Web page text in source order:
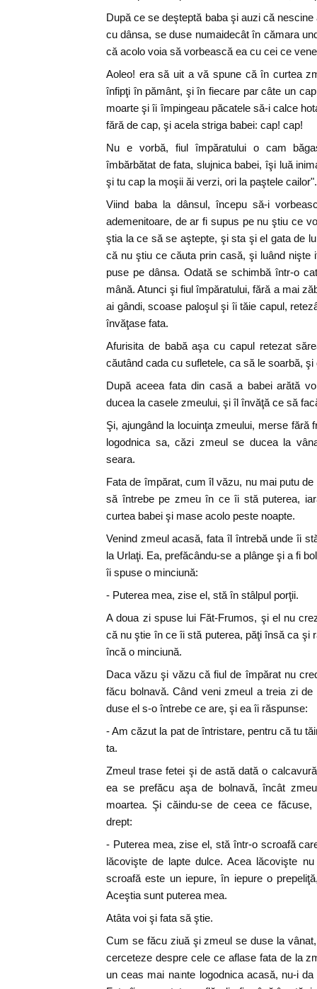
După ce se deşteptă baba şi auzi că
cu dânsa, se duse numaidecât în cămara
că acolo voia să vorbească ea cu cei ce
Aoleo! era să uit a vă spune că în curtea
înfipţi în pământ, şi în fiecare par câte un
moarte şi îi împingeau păcatele să-i calce
fără de cap, şi acela striga babei: cap! cap!
Nu e vorbă, fiul împăratului o cam
îmbărbătat de fata, slujnica babei, îşi luă
şi tu cap la moşii ăi verzi, ori la paştele cailor".
Viind baba la dânsul, începu să-i
ademenitoare, de ar fi supus pe nu ştiu ce
ştia la ce să se aştepte, şi sta şi el gata de
că nu ştiu ce căuta prin casă, şi luând nişte
puse pe dânsa. Odată se schimbă într-o
mână. Atunci şi fiul împăratului, fără a mai
ai gândi, scoase paloşul şi îi tăie capul,
învăţase fata.
Afurisita de babă aşa cu capul retezat
căutând cada cu sufletele, ca să le soarbă,
După aceea fata din casă a babei arătă
ducea la casele zmeului, şi îl învăţă ce să
Şi, ajungând la locuinţa zmeului, merse fără
logodnica sa, căzi zmeul se ducea la
seara.
Fata de împărat, cum îl văzu, nu mai putu
să întrebe pe zmeu în ce îi stă puterea,
curtea babei şi mase acolo peste noapte.
Venind zmeul acasă, fata îl întrebă unde îi
la Urlaţi. Ea, prefăcându-se a plânge şi a fi
îi spuse o minciună:
- Puterea mea, zise el, stă în stâlpul porţii.
A doua zi spuse lui Făt-Frumos, şi el nu
că nu ştie în ce îi stă puterea, păţi însă ca şi
încă o minciună.
Daca văzu şi văzu că fiul de împărat nu
făcu bolnavă. Când veni zmeul a treia zi
duse el s-o întrebe ce are, şi ea îi răspunse:
- Am căzut la pat de întristare, pentru că tu
ta.
Zmeul trase fetei şi de astă dată o
ea se prefăcu aşa de bolnavă, încât
moartea. Şi căindu-se de ceea ce
drept:
- Puterea mea, zise el, stă într-o scroafă
lăcovişte de lapte dulce. Acea lăcovişte
scroafă este un iepure, în iepure o
Aceştia sunt puterea mea.
Atâta voi şi fata să ştie.
Cum se făcu ziuă şi zmeul se duse la
cerceteze despre cele ce aflase fata de la
un ceas mai nainte logodnica acasă, nu-i